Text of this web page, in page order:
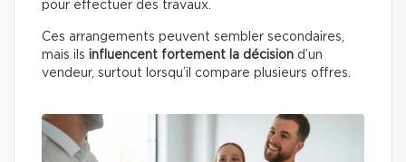
pour effectuer des travaux.
Ces arrangements peuvent sembler secondaires,
mais ils influencent fortement la décision d’un
vendeur, surtout lorsqu’il compare plusieurs offres.